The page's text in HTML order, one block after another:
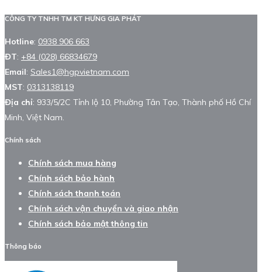
CÔNG TY TNHH TM KT HƯNG GIA PHÁT
Hotline: 0938 906 663
ĐT: +84 (028) 66834679
Email: Sales1@hgpvietnam.com
MST: 0313138119
Địa chỉ: 933/5/2C Tỉnh lộ 10, Phường Tân Tạo, Thành phố Hồ Chí
Minh, Việt Nam.
Chính sách
Chính sách mua hàng
Chính sách bảo hành
Chính sách thanh toán
Chính sách vận chuyển và giao nhận
Chính sách bảo mật thông tin
Thông báo